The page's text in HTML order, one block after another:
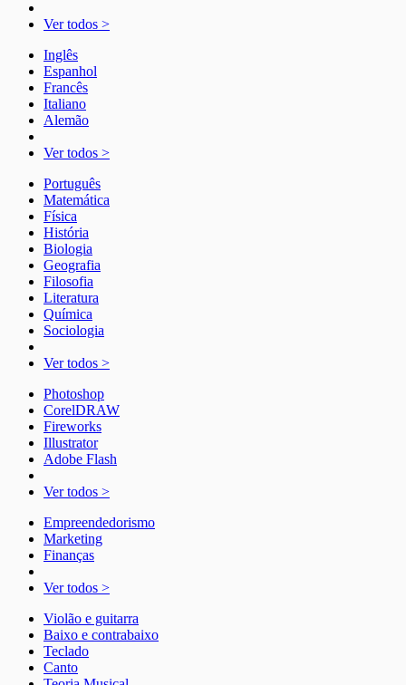
Ver todos >
Inglês
Espanhol
Francês
Italiano
Alemão
Ver todos >
Português
Matemática
Física
História
Biologia
Geografia
Filosofia
Literatura
Química
Sociologia
Ver todos >
Photoshop
CorelDRAW
Fireworks
Illustrator
Adobe Flash
Ver todos >
Empreendedorismo
Marketing
Finanças
Ver todos >
Violão e guitarra
Baixo e contrabaixo
Teclado
Canto